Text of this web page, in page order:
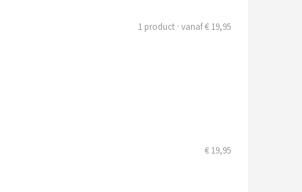
1 product · vanaf € 19,95
€ 19,95